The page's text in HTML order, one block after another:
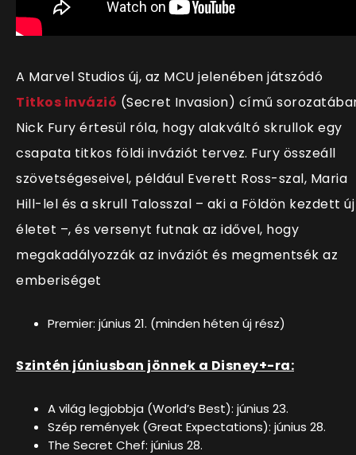
A Marvel Studios új, az MCU jelenében játszódó
Titkos invázió (Secret Invasion) című
Nick Fury értesül róla, hogy alakváltó skrullok egy
csapata titkos földi inváziót tervez. Fury összeáll
szövetségeseivel, például Everett Ross-szal, Maria
Hill-lel és a skrull Talosszal – aki a Földön kezdett új
életet –, és versenyt futnak az idővel, hogy
megakadályozzák az inváziót és megmentsék az
emberiséget
Premier: június 21. (minden héten új rész)
Szintén júniusban jönnek a Disney+-ra:
A világ legjobbja (World’s Best): június 23.
Szép remények (Great Expectations): június 28.
The Secret Chef: június 28.